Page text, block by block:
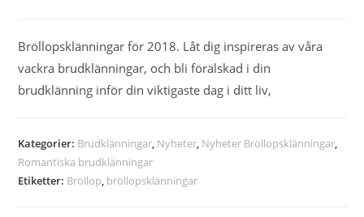
Bröllopsklänningar för 2018. Låt dig inspireras av våra
vackra brudklänningar, och bli förälskad i din
brudklänning inför din viktigaste dag i ditt liv,
Kategorier: Brudklänningar, Nyheter, Nyheter Bröllopsklänningar,
Romantiska brudklänningar
Etiketter: Bröllop, bröllopsklänningar